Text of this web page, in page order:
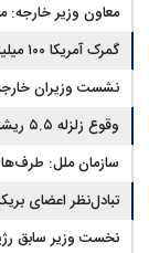
معاون وزیر خارجه:
گمرک آمریکا ۱۰۰ میلیارد دلار از درآمد تعرفه‌ها را به واردکنندگان بازگرداند
نشست وزیران
منطقه
وقوع زلزله ۵.۵ ریشتری در اندونزی
سازمان ملل: طرف‌ها
تبادل‌نظر اعضای
نخست وزیر سابق